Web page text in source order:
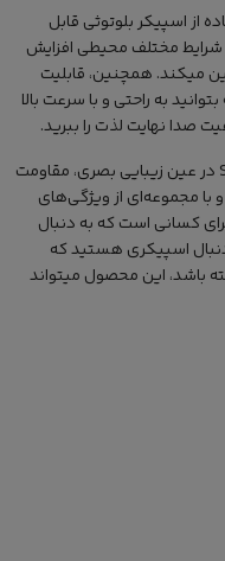
ازاسپیکر بلوتوثی قابل
شرایط مختلف محیطی افزایش
میکند. همچنین، قابلیت
به راحتی و با سرعت بالا
صدا نهایت لذت را ببرید.
در عین زیبایی بصری، مقاومت
با مجموعه‌ای از ویژگی‌های
کسانی است که به دنبال
اسپیکری هستید که
باشد، این محصول میتواند